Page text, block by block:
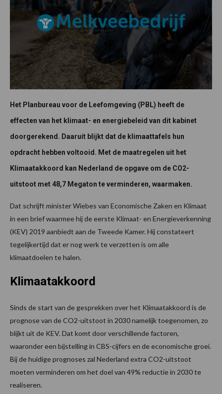
Het Planbureau voor de Leefomgeving (PBL) heeft de
effecten van het klimaat- en energiebeleid van dit kabinet
doorgerekend. Daaruit blijkt dat de klimaattafels hun
opdracht hebben voltooid. Met de maatregelen uit het
Klimaatakkoord kan Nederland de opgave om de CO2-
uitstoot met 48,7 Megaton te verminderen, waarmaken.
Dat schrijft minister Wiebes van Economische Zaken en Klimaat
in een brief waarmee hij de eerste Klimaat- en Energieverkenning
(KEV) 2019 aanbiedt aan de Tweede Kamer. Hij constateert
tegelijkertijd dat er nog werk te verzetten is om alle
klimaatdoelen te halen.
Klimaatakkoord
Sinds de start van de gesprekken over het Klimaatakkoord is de
prognose van de CO2-uitstoot in 2030 namelijk toegenomen, zo
blijkt uit de KEV. Dat komt door verschillende factoren,
waaronder een bijstelling in CBS-cijfers en de economische groei.
Bij de huidige prognoses zal Nederland extra CO2-uitstoot
moeten verminderen om het doel van 49% reductie in 2030 te
realiseren.